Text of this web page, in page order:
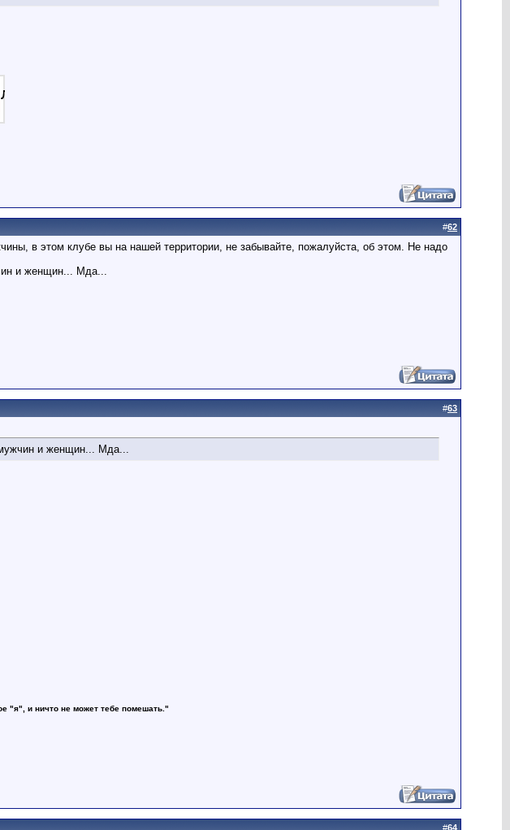
#62
в этом клубе вы на нашей территории, не забывайте, пожалуйста, об этом. Не надо
и женщин... Мда...
#63
и женщин... Мда...
"я", и ничто не может тебе помешать."
#64